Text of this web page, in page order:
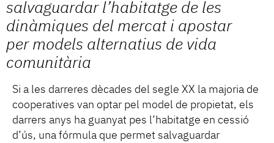
salvaguardar l’habitatge de les
dinàmiques del mercat i apostar
per models alternatius de vida
comunitària
Si a les darreres dècades del segle XX la majoria de
cooperatives van optar pel model de propietat, els
darrers anys ha guanyat pes l’habitatge en cessió
d’ús, una fórmula que permet salvaguardar